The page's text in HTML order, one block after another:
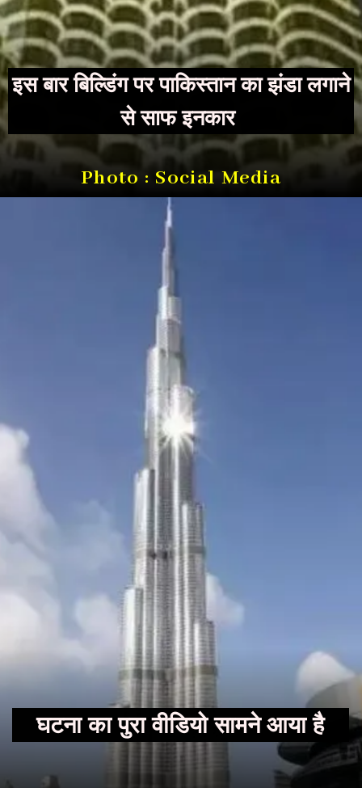
Photo : Social Media
इस बार बिल्डिंग पर पाकिस्‍तान का झंडा लगाने
से साफ इनकार
घटना का पुरा वीडियो सामने आया है